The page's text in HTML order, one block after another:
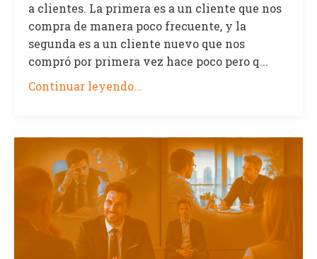
a clientes. La primera es a un cliente que nos
compra de manera poco frecuente, y la
segunda es a un cliente nuevo que nos
compró por primera vez hace poco pero q...
Continuar leyendo...